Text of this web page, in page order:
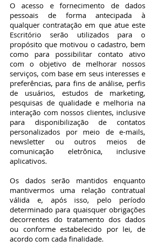
O acesso e fornecimento de dados
pessoais de forma antecipada à
qualquer contratação em que atue este
Escritório serão utilizados para o
propósito que motivou o cadastro, bem
como para possibilitar contato ativo
com o objetivo de melhorar nossos
serviços, com base em seus interesses e
preferências, para fins de análise, perfis
de usuários, estudos de marketing,
pesquisas de qualidade e melhoria na
interação com nossos clientes, inclusive
para disponibilização de contatos
personalizados por meio de e-mails,
newsletter ou outros meios de
comunicação eletrônica, inclusive
aplicativos.
Os dados serão mantidos enquanto
mantivermos uma relação contratual
válida e, após isso, pelo período
determinado para quaisquer obrigações
decorrentes do tratamento dos dados
ou conforme estabelecido por lei, de
acordo com cada finalidade.